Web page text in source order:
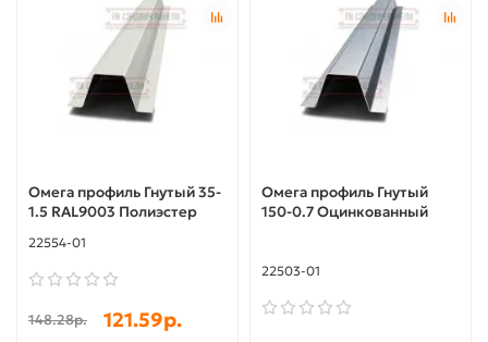
Омега профиль Гнутый 35-
1.5 RAL9003 Полиэстер
22554-01
148.28р. 121.59р.
Омега профиль Гнутый
150-0.7 Оцинкованный
22503-01